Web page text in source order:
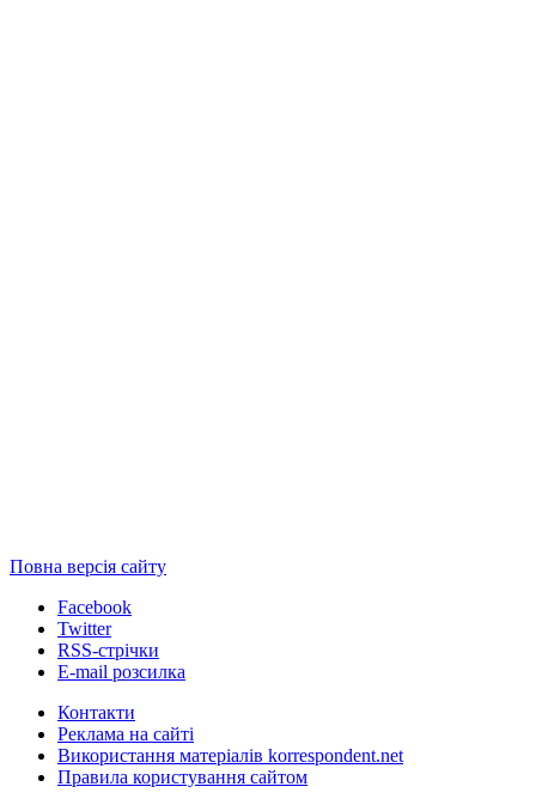
Повна версія сайту
Facebook
Twitter
RSS-стрічки
E-mail розсилка
Контакти
Реклама на сайті
Використання матеріалів korrespondent.net
Правила користування сайтом